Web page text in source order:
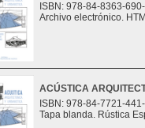
ISBN: 978-84-8363-
Archivo electrónico.
ACÚSTICA
ISBN: 978-84-7721-
Tapa blanda. Rústica